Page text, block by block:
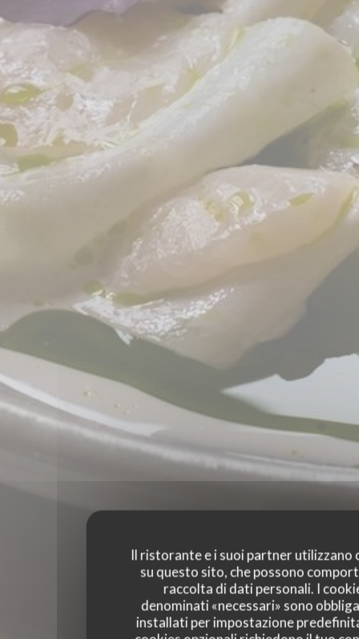
Il ristorante e i suoi partner utilizzano
su questo sito, che possono
raccolta di dati personali. I
denominati «necessari» sono
installati per impostazione